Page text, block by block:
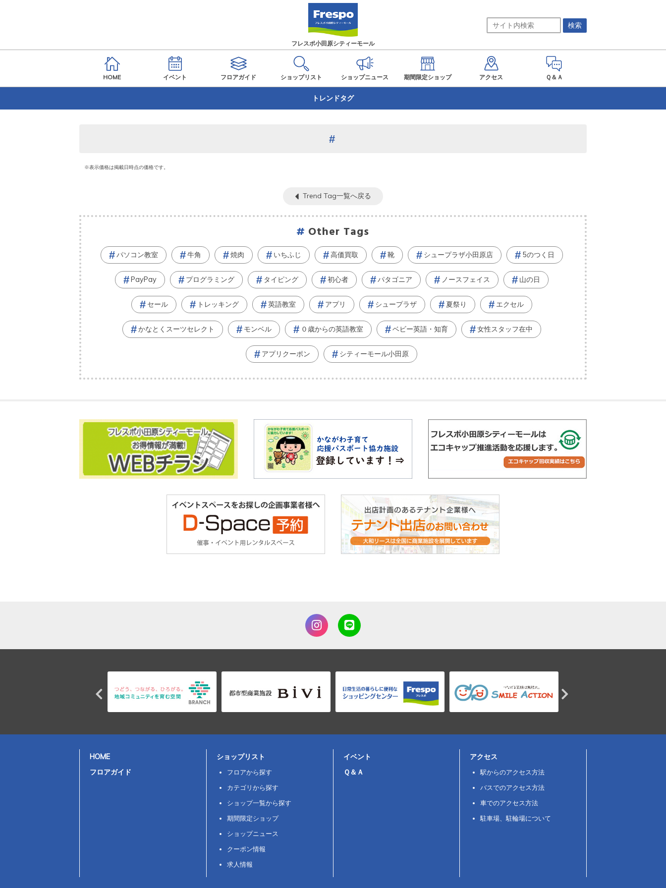
フレスポ小田原シティーモール
HOME イベント フロアガイド ショップリスト ショップニュース 期間限定ショップ アクセス Ｑ＆Ａ
トレンドタグ
※表示価格は掲載日時点の価格です。
Trend Tag一覧へ戻る
Other Tags
パソコン教室 牛角 焼肉 いちふじ 高価買取 靴 シュープラザ小田原店 5のつく日
PayPay プログラミング タイピング 初心者 パタゴニア ノースフェイス 山の日
セール トレッキング 英語教室 アプリ シュープラザ 夏祭り エクセル
かなとくスーツセレクト モンベル ０歳からの英語教室 ベビー英語・知育 女性スタッフ在中
アプリクーポン シティーモール小田原
HOME
フロアガイド
ショップリスト
フロアから探す
カテゴリから探す
ショップ一覧から探す
期間限定ショップ
ショップニュース
クーポン情報
求人情報
イベント
Ｑ＆Ａ
アクセス
駅からのアクセス方法
バスでのアクセス方法
車でのアクセス方法
駐車場、駐輪場について